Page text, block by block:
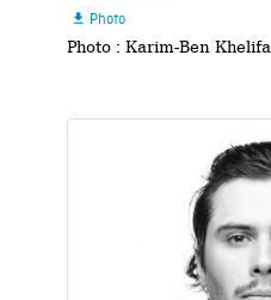
 Photo
Photo : Karim-Ben Khelifa